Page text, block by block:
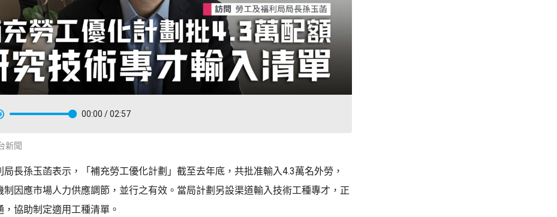
00:00 / 02:57
新聞
局長孫玉菡表示，「補充勞工優化計劃」截至去年底，共批准輸入4.3萬名外勞，
制因應市場人力供應調節，並行之有效。當局計劃另設渠道輸入技術工種專才，正
，協助制定適用工種清單。